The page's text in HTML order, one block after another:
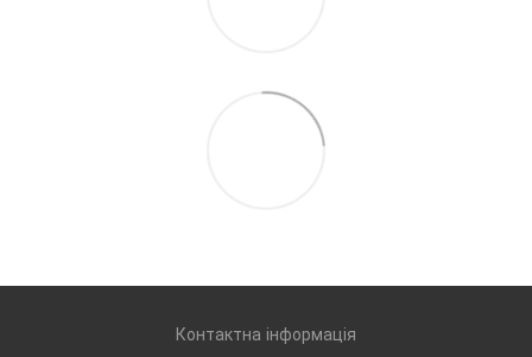
Контактна інформація